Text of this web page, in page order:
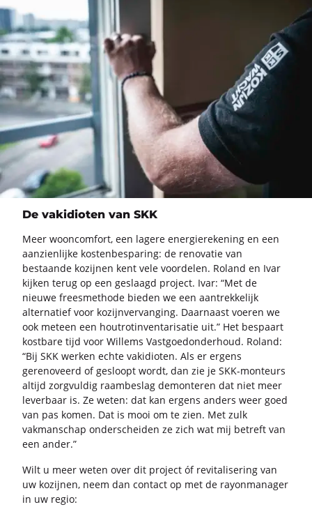
De vakidioten van SKK
Meer woon­com­fort, een la­ge­re ener­gie­re­ke­ning en een
aan­zien­lij­ke kos­ten­be­spa­ring: de re­no­va­tie van
be­staan­de ko­zij­nen kent vele voor­de­len. Roland en Ivar
kij­ken terug op een ge­slaagd pro­ject. Ivar: “Met de
nieu­we frees­me­tho­de bie­den we een aan­trek­ke­lijk
al­ter­na­tief voor ko­zijn­ver­van­ging. Daar­naast voe­ren we
ook met­een een hout­rot­in­ven­ta­ri­sa­tie uit.” Het be­spaart
kost­ba­re tijd voor Wil­lems Vast­goed­on­der­houd. Roland:
“Bij SKK wer­ken echte vak­idi­o­ten. Als er er­gens
ge­re­no­veerd of ge­sloopt wordt, dan zie je SKK-​monteurs
al­tijd zorg­vul­dig raam­be­slag de­mon­te­ren dat niet meer
le­ver­baar is. Ze weten: dat kan er­gens an­ders weer goed
van pas komen. Dat is mooi om te zien. Met zulk
vak­man­schap on­der­schei­den ze zich wat mij be­treft van
een ander.”
Wilt u meer weten over dit pro­ject óf re­vi­ta­li­se­ring van
uw ko­zij­nen, neem dan con­tact op met de ray­on­ma­na­ger
in uw regio: